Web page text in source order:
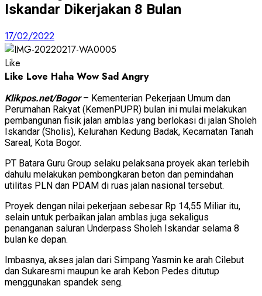
Iskandar Dikerjakan 8 Bulan
17/02/2022
Like
Like Love Haha Wow Sad Angry
Klikpos.net/Bogor– Kementerian Pekerjaan Umum dan
Perumahan Rakyat (KemenPUPR) bulan ini mulai melakukan
pembangunan fisik jalan amblas yang berlokasi di jalan Sholeh
Iskandar (Sholis), Kelurahan Kedung Badak, Kecamatan Tanah
Sareal, Kota Bogor.
PT Batara Guru Group selaku pelaksana proyek akan terlebih
dahulu melakukan pembongkaran beton dan pemindahan
utilitas PLN dan PDAM di ruas jalan nasional tersebut.
Proyek dengan nilai pekerjaan sebesar Rp 14,55 Miliar itu,
selain untuk perbaikan jalan amblas juga sekaligus
penanganan saluran Underpass Sholeh Iskandar selama 8
bulan ke depan.
Imbasnya, akses jalan dari Simpang Yasmin ke arah Cilebut
dan Sukaresmi maupun ke arah Kebon Pedes ditutup
menggunakan spandek seng.